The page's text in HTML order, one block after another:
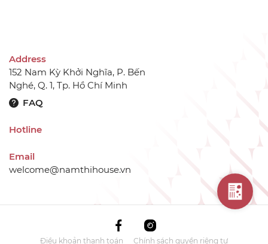
Address
152 Nam Kỳ Khởi Nghĩa, P. Bến
Nghé, Q. 1, Tp. Hồ Chí Minh
FAQ
Hotline
Email
welcome@namthihouse.vn
Điều khoản thanh toán Chính sách quyền riêng tư